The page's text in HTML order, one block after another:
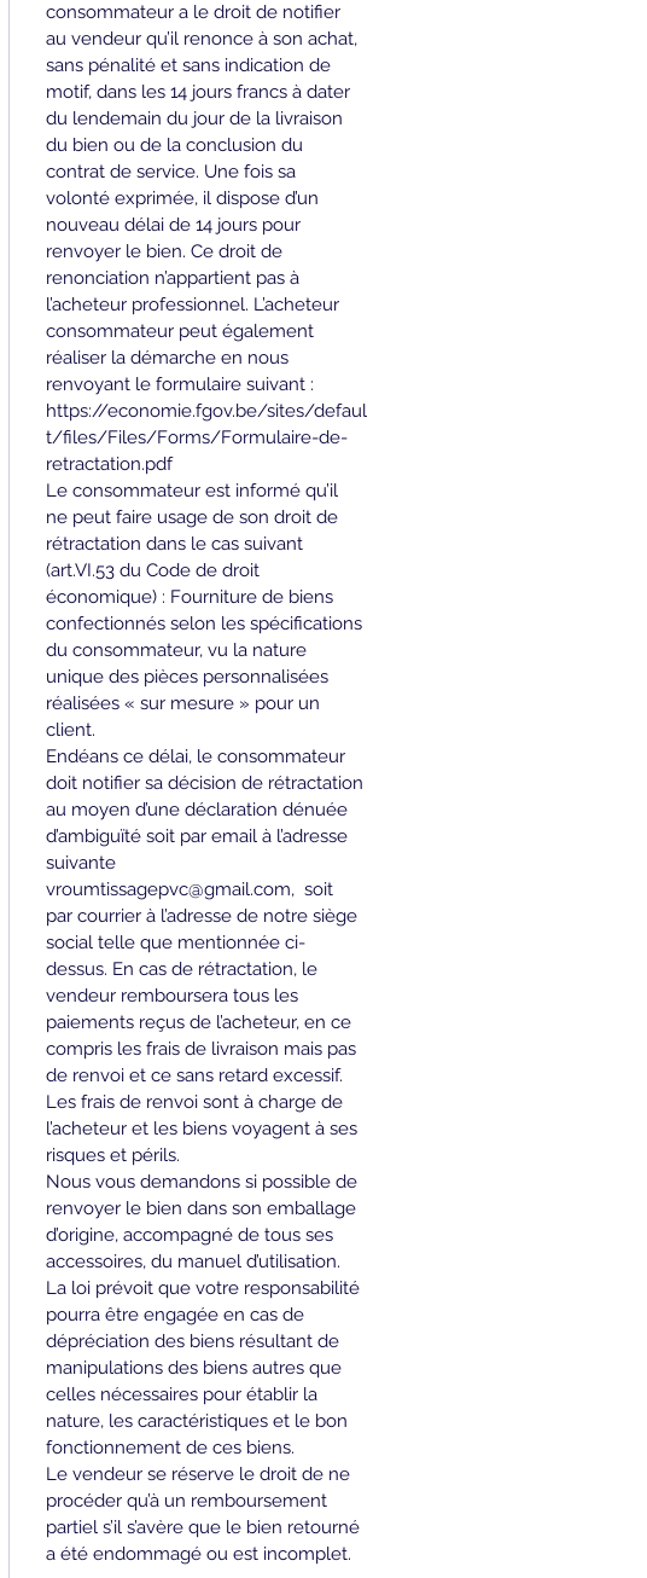
consommateur a le droit de notifier
au vendeur qu’il renonce à son achat,
sans pénalité et sans indication de
motif, dans les 14 jours francs à dater
du lendemain du jour de la livraison
du bien ou de la conclusion du
contrat de service. Une fois sa
volonté exprimée, il dispose d’un
nouveau délai de 14 jours pour
renvoyer le bien. Ce droit de
renonciation n’appartient pas à
l’acheteur professionnel. L’acheteur
consommateur peut également
réaliser la démarche en nous
renvoyant le formulaire suivant :
https://economie.fgov.be/sites/defaul
t/files/Files/Forms/Formulaire-de-
retractation.pdf
Le consommateur est informé qu’il
ne peut faire usage de son droit de
rétractation dans le cas suivant
(art.VI.53 du Code de droit
économique) : Fourniture de biens
confectionnés selon les spécifications
du consommateur, vu la nature
unique des pièces personnalisées
réalisées « sur mesure » pour un
client.
Endéans ce délai, le consommateur
doit notifier sa décision de rétractation
au moyen d’une déclaration dénuée
d’ambiguïté soit par email à l’adresse
suivante
vroumtissagepvc@gmail.com,  soit
par courrier à l’adresse de notre siège
social telle que mentionnée ci-
dessus. En cas de rétractation, le
vendeur remboursera tous les
paiements reçus de l’acheteur, en ce
compris les frais de livraison mais pas
de renvoi et ce sans retard excessif.
Les frais de renvoi sont à charge de
l’acheteur et les biens voyagent à ses
risques et périls.
Nous vous demandons si possible de
renvoyer le bien dans son emballage
d’origine, accompagné de tous ses
accessoires, du manuel d’utilisation.
La loi prévoit que votre responsabilité
pourra être engagée en cas de
dépréciation des biens résultant de
manipulations des biens autres que
celles nécessaires pour établir la
nature, les caractéristiques et le bon
fonctionnement de ces biens.
Le vendeur se réserve le droit de ne
procéder qu’à un remboursement
partiel s’il s’avère que le bien retourné
a été endommagé ou est incomplet.